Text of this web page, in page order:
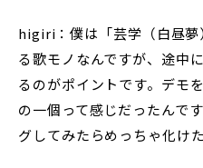
higiri：僕は「芸学（白昼夢
る歌モノなんですが、途中
るのがポイントです。デモ
の一個って感じだったんで
グしてみたらめっちゃ化け